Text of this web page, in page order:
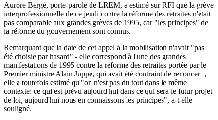
Aurore Bergé, porte-parole de LREM, a estimé sur RFI que la grève
interprofessionnelle de ce jeudi contre la réforme des retraites n'était
pas comparable aux grandes grèves de 1995, car "les principes" de
la réforme du gouvernement sont connus.
Remarquant que la date de cet appel à la mobilisation n'avait "pas
été choisie par hasard" - elle correspond à l'une des grandes
manifestations de 1995 contre la réforme des retraites portée par le
Premier ministre Alain Juppé, qui avait été contraint de renoncer -,
elle a toutefois estimé qu'"on n'est pas du tout dans le même
contexte: ce qui est prévu aujourd'hui dans ce qui sera le futur projet
de loi, aujourd'hui nous en connaissons les principes", a-t-elle
souligné.